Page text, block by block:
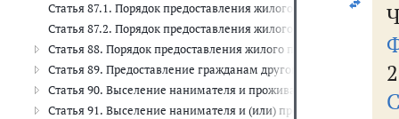
Статья 87.1. Порядок предоставления жилого помещения по
Статья 87.2. Порядок предоставления жилого помещения по
Статья 88. Порядок предоставления жилого помещения в
Статья 89. Предоставление гражданам другого
Статья 90. Выселение нанимателя и проживающих совместно
Статья 91. Выселение нанимателя и (или) проживающих